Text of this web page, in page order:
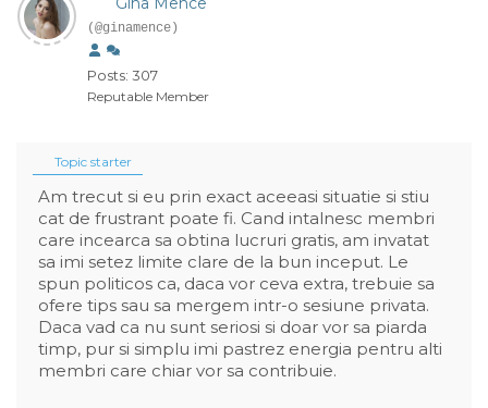
(@ginamence)
Posts: 307
Reputable Member
Topic starter
Am trecut si eu prin exact aceeasi situatie si stiu
cat de frustrant poate fi. Cand intalnesc membri
care incearca sa obtina lucruri gratis, am invatat
sa imi setez limite clare de la bun inceput. Le
spun politicos ca, daca vor ceva extra, trebuie sa
ofere tips sau sa mergem intr-o sesiune privata.
Daca vad ca nu sunt seriosi si doar vor sa piarda
timp, pur si simplu imi pastrez energia pentru alti
membri care chiar vor sa contribuie.